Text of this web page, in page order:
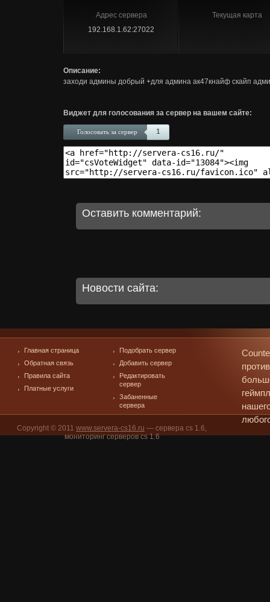
Адрес сервера
192.168.1.62:27022
Текущая карта
Описание:
заходи админы добрый +для админа ак47кнайф скайп
Виджет для голосования за сервер на вашем сайте:
1
Голосовать за сервер
Оставить комментарий:
Новости сайта:
Главная страница
Обратная связь
Правила сайта
Платные услуги
Подобрать сервер
Добавить сервер
Редактировать
сервер
Забаненные
сервера
Copyright © 2011 www.servera-cs16.ru — сервера cs 1.6,
мониторинг серверов cs 1.6